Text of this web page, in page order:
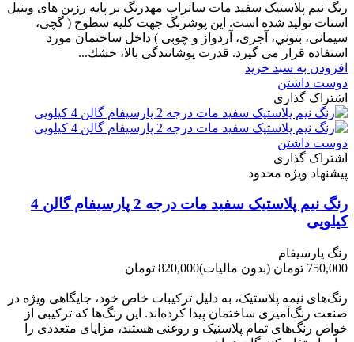
رنگ نیم پلاستیک سفید مات ساتراپ مهدرنگ بر پایه رزین های وینیل
استات تولید شده است. این پوشرنگ جهت کلیه سطوح ( گچی،
سیمانی، بتوني، آجری، آردواز و چوبی ) داخل ساختمان مورد
استفاده قرار می گیرد. قدرت پوشانندگی بالا، خشك...
افزودن به سبد خرید
دوست داشتن
اشتراک گذاری
دوست داشتن
اشتراک گذاری
پیشنهاد ویژه محدود
رنگ نیم پلاستیک سفید مات درجه 2 پارسیفام گالن 4
کیلویی
رنگ پارسیفام
750,000 تومان
(بدون مالیات)820,000 تومان
رنگ‌های نیمه پلاستیک، به دلیل ترکیبات خاص خود، جایگاهی ویژه در
صنعت رنگ‌آمیزی ساختمان پیدا کرده‌اند. این رنگ‌ها که ترکیبی از
خواص رنگ‌های تمام پلاستیک و روغنی هستند، مزایای متعددی را